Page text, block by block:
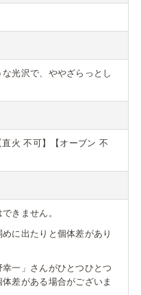
光沢で、ややざらっとし
直火 不可】【オーブン 不
きません。
に出たりと個体差があり
一」さんがひとつひとつ
差がある場合がございま